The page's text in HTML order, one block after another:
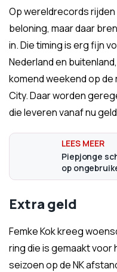
Op wereldrecords
beloning, maar daar
in. Die timing is erg fijn
Nederland en
komend weekend op de
City. Daar worden
die leveren vanaf nu
Piepjonge
op
Extra geld
Femke Kok kreeg
ring die is gemaakt voor
seizoen op de NK